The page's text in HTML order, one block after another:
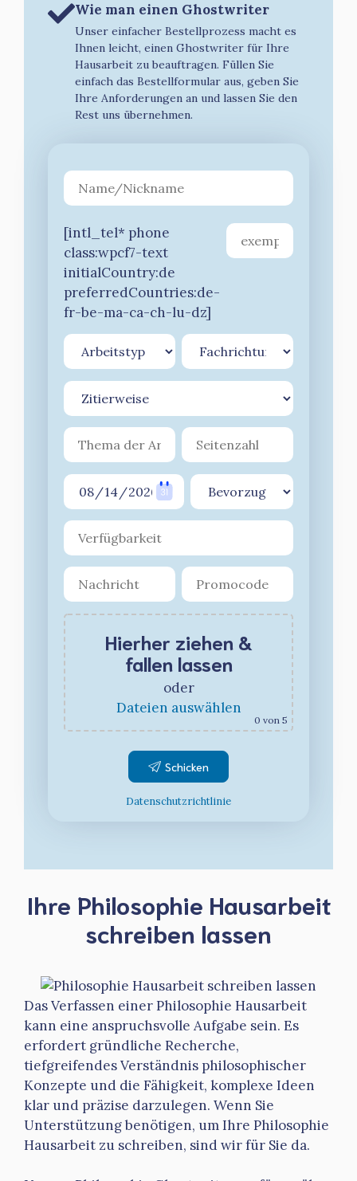
Wie man einen Ghostwriter
Unser einfacher Bestellprozess macht es
Ihnen leicht, einen Ghostwriter für Ihre
Hausarbeit zu beauftragen. Füllen Sie
einfach das Bestellformular aus, geben Sie
Ihre Anforderungen an und lassen Sie den
Rest uns übernehmen.
[intl_tel* phone
class:wpcf7-text
initialCountry:de
preferredCountries:de-
fr-be-ma-ca-ch-lu-dz]
Hierher ziehen &
fallen lassen
oder
Dateien auswählen
0 von 5
Datenschutzrichtlinie
Ihre Philosophie Hausarbeit
schreiben lassen
Das Verfassen einer Philosophie Hausarbeit
kann eine anspruchsvolle Aufgabe sein. Es
erfordert gründliche Recherche,
tiefgreifendes Verständnis philosophischer
Konzepte und die Fähigkeit, komplexe Ideen
klar und präzise darzulegen. Wenn Sie
Unterstützung benötigen, um Ihre Philosophie
Hausarbeit zu schreiben, sind wir für Sie da.